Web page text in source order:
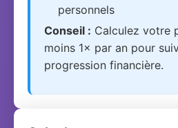
personnels
Conseil : Calculez votre
moins 1× par an pour
progression financière.